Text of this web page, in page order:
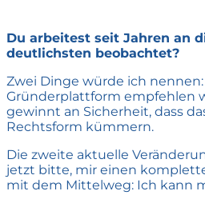
Du arbeitest seit Jahren an
deutlichsten beobachtet?
Zwei Dinge würde ich
Gründerplattform empfehlen
gewinnt an Sicherheit, dass
Rechtsform kümmern.
Die zweite aktuelle
jetzt bitte, mir einen
mit dem Mittelweg: Ich kann